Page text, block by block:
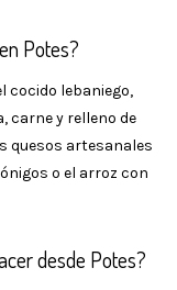
Potes?
cocido lebaniego,
carne y relleno de
quesos artesanales
o el arroz con
desde Potes?